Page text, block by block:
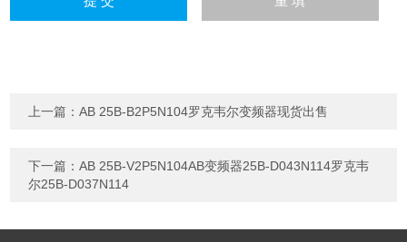
上一篇：AB 25B-B2P5N104罗克韦尔变频器现货出售
下一篇：AB 25B-V2P5N104AB变频器25B-D043N114罗克韦
尔25B-D037N114